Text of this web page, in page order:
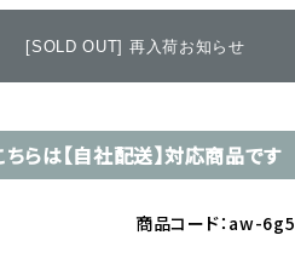
[SOLD OUT] 再入荷お知らせ
ちらは【自社配送】対応商品です
商品コード：aw-6g5